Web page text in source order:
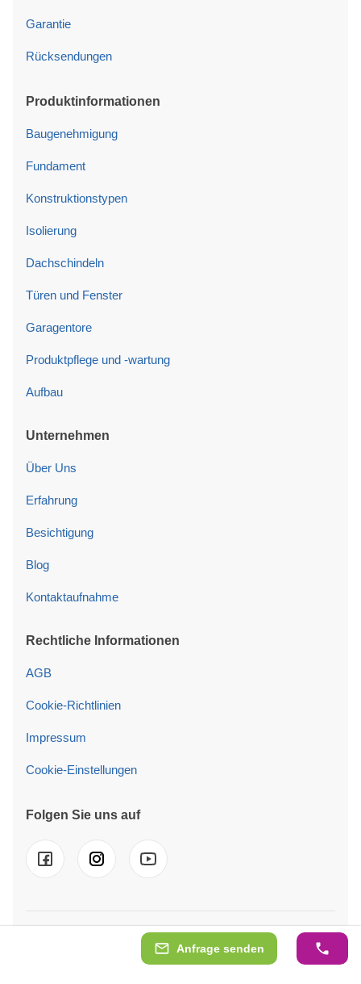
Anfrage senden
Garantie
Rücksendungen
Produktinformationen
Baugenehmigung
Fundament
Konstruktionstypen
Isolierung
Dachschindeln
Türen und Fenster
Garagentore
Produktpflege und -wartung
Aufbau
Unternehmen
Über Uns
Erfahrung
Besichtigung
Blog
Kontaktaufnahme
Rechtliche Informationen
AGB
Cookie-Richtlinien
Impressum
Cookie-Einstellungen
Folgen Sie uns auf
© 2026 Pineca GmbH Wir sind auch in folgenden Ländern
ES- PT-NL- SE-PL-